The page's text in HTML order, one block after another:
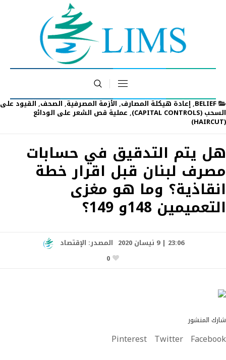
BELIEF
,إعادة هيكلة المصارف,الأزمة المصرفية,الصحف,القيود على
السحب (CAPITAL CONTROLS) , عملية قص الشعر على الودائع
(HAIRCUT)
هل يتم التدقيق في حسابات
مصرف لبنان قبل اقرار خطة
انقاذية؟ وما هو مغزى
التعميمين 148و 149؟
23:06 | 9 نيسان 2020 المصدر: الإقتصاد
0
شارك المنشور
Facebook
Twitter
Pinterest